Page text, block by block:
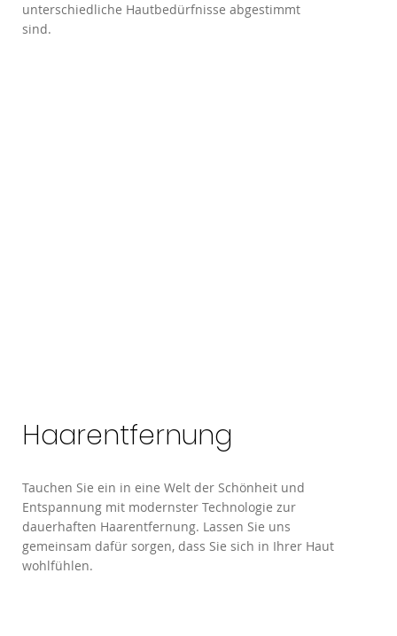
unterschiedliche Hautbedürfnisse abgestimmt
sind.
Haarentfernung
Tauchen Sie ein in eine Welt der Schönheit und
Entspannung mit modernster Technologie zur
dauerhaften Haarentfernung. Lassen Sie uns
gemeinsam dafür sorgen, dass Sie sich in Ihrer Haut
wohlfühlen.